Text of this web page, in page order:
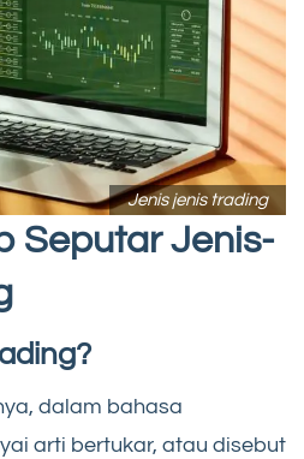
Jenis jenis trading
Seputar Jenis-
dalam bahasa
arti bertukar, atau disebut